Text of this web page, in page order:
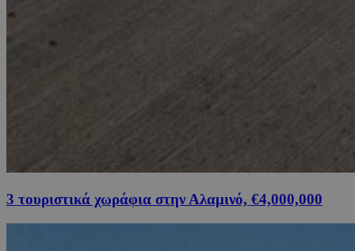
3 τουριστικά χωράφια στην Αλαμινό, €4,000,000